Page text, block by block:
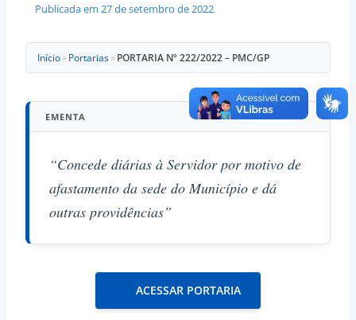
Publicada em 27 de setembro de 2022
Início» Portarias» PORTARIA Nº 222/2022 – PMC/GP
EMENTA
“Concede diárias à Servidor por motivo de
afastamento da sede do Município e dá
outras providências”
ACESSAR PORTARIA